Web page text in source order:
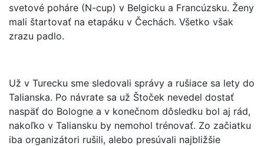
svetové poháre (N-cup) v Belgicku a Francúzsku. Ženy
mali štartovať na etapáku v Čechách. Všetko však
zrazu padlo.
Už v Turecku sme sledovali správy a rušiace sa lety do
Talianska. Po návrate sa už Štoček nevedel dostať
naspäť do Bologne a v konečnom dôsledku bol aj rád,
nakoľko v Taliansku by nemohol trénovať. Zo začiatku
iba organizátori rušili, alebo presúvali najbližšie